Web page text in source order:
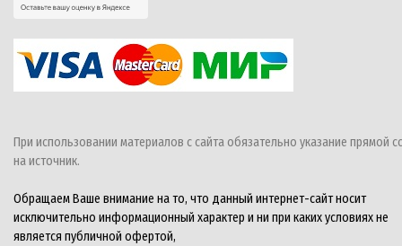
При использовании материалов с сайта обязательно указание прямой
на источник.
Обращаем Ваше внимание на то, что данный интернет-сайт носит
исключительно информационный характер и ни при каких условиях не
является публичной офертой,